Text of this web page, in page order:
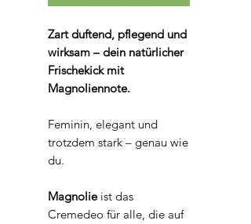
Zart duftend, pflegend und
wirksam – dein natürlicher
Frischekick mit
Magnoliennote.
Feminin, elegant und
trotzdem stark – genau wie
du.
Magnolieist das
Cremedeo für alle, die auf